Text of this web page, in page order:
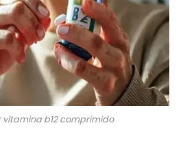
b12 comprimido